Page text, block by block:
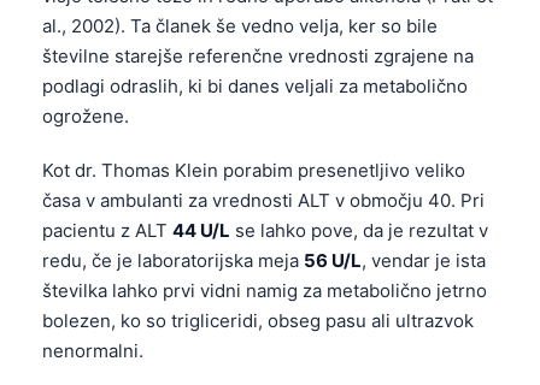
al., 2002). Ta članek še vedno velja, ker so bile
številne starejše referenčne vrednosti zgrajene na
podlagi odraslih, ki bi danes veljali za metabolično
ogrožene.
Kot dr. Thomas Klein porabim presenetljivo veliko
časa v ambulanti za vrednosti ALT v območju 40. Pri
pacientu z ALT 44 U/L se lahko pove, da je rezultat v
redu, če je laboratorijska meja 56 U/L, vendar je ista
številka lahko prvi vidni namig za metabolično jetrno
bolezen, ko so trigliceridi, obseg pasu ali ultrazvok
nenormalni.